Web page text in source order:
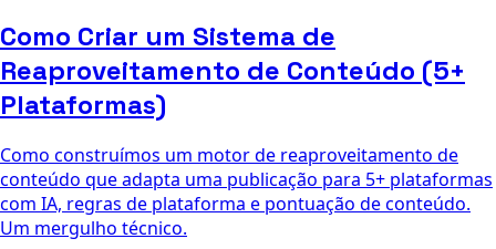
Como Criar um Sistema de
Reaproveitamento de Conteúdo (5+
Plataformas)
Como construímos um motor de reaproveitamento de
conteúdo que adapta uma publicação para 5+ plataformas
com IA, regras de plataforma e pontuação de conteúdo.
Um mergulho técnico.